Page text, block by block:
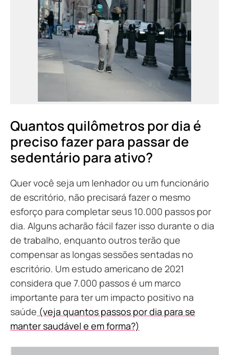
Quantos quilômetros por dia é
preciso fazer para passar de
sedentário para ativo?
Quer você seja um lenhador ou um funcionário
de escritório, não precisará fazer o mesmo
esforço para completar seus 10.000 passos por
dia. Alguns acharão fácil fazer isso durante o dia
de trabalho, enquanto outros terão que
compensar as longas sessões sentadas no
escritório. Um estudo americano de 2021
considera que 7.000 passos é um marco
importante para ter um impacto positivo na
saúde (veja quantos passos por dia para se
manter saudável e em forma?)